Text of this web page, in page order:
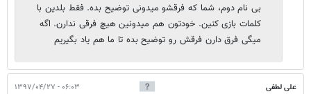
بی نام دوم، شما که فرقشو میدونی توضیح بده. فقط بلدین با
کلمات بازی کنین. خودتون هم میدونین هیچ فرقی ندارن. اگه
میگی فرق دارن فرقش رو توضیح بده تا ما هم یاد بگیریم
علی لطفی ۰۶:۰۳ - ۱۳۹۷/۰۴/۲۷